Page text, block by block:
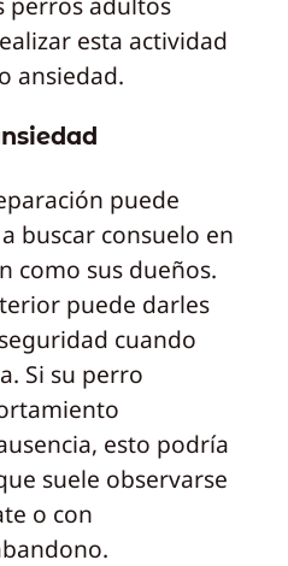
esta actividad
ansiedad.
puede
buscar consuelo en
como sus dueños.
puede darles
cuando
Si su perro
esto podría
suele observarse
o con